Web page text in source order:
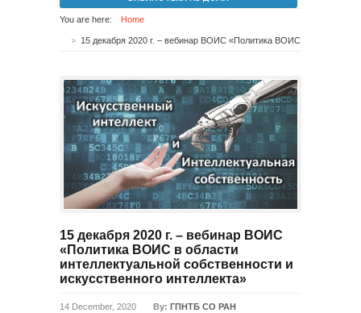
You are here: Home
15 декабря 2020 г. – вебинар ВОИС
«Политика ВОИС в области
интеллектуальной собственности и
искусственного интеллекта»
14 December, 2020 By: ГПНТБ СО РАН